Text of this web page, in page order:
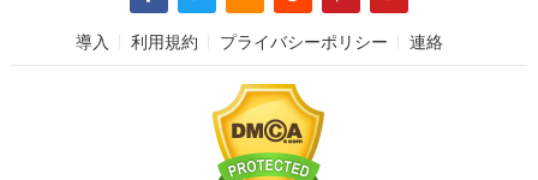
導入 利用規約 プライバシーポリシー 連絡